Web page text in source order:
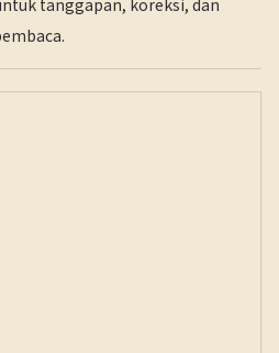
tanggapan, koreksi, dan